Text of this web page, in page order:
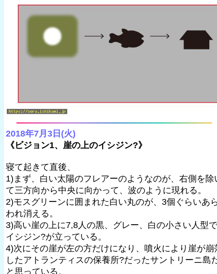
2018年7月3日(火)
《ビジョン1、崖の上のイシジン?》
寝て起きて直後、
1)まず、白い太陽のフレアーのようなのが、右側を除
て三方向から中央に向かって、波のように現れる。
2)モスグリーンに囲まれた白い丸のが、3個ぐらいあ
われ消える。
3)高い崖の上に7,8人の黒、グレー、白の小さい人型で
イシジン?が立っている。
4)次にその崖が左の方だけになり、噴火により崖が崩
したアトランティスの保養所?だったサントリーニ島
と思っている。